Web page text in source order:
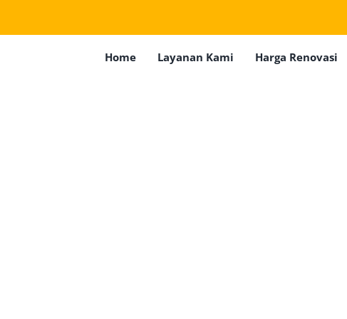
Home Layanan Kami Harga Renovasi